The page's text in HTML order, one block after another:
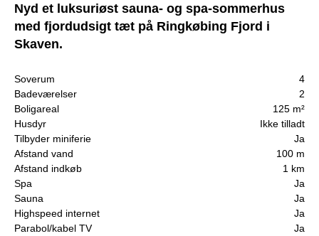
Nyd et luksuriøst sauna- og spa-sommerhus
med fjordudsigt tæt på Ringkøbing Fjord i
Skaven.
Soverum
4
Badeværelser
2
Boligareal
125 m²
Husdyr
Ikke tilladt
Tilbyder miniferie
Ja
Afstand vand
100 m
Afstand indkøb
1 km
Spa
Ja
Sauna
Ja
Highspeed internet
Ja
Parabol/kabel TV
Ja